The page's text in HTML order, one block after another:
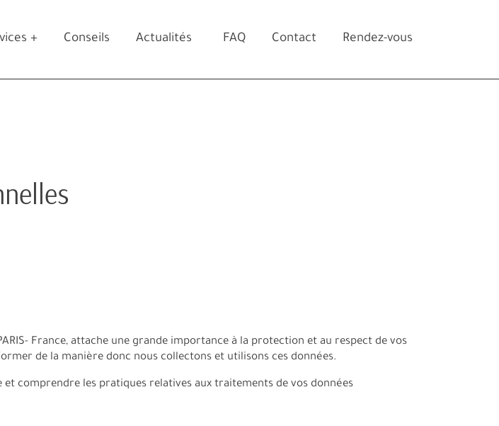
France, attache une grande importance à la protection et au respect de vos
de la manière donc nous collectons et utilisons ces données.
comprendre les pratiques relatives aux traitements de vos données
+ Conseils Actualités FAQ Contact Rendez-vous